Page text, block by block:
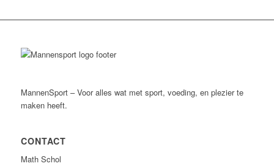
MannenSport – Voor alles wat met sport, voeding, en plezier te
maken heeft.
CONTACT
Math Schol